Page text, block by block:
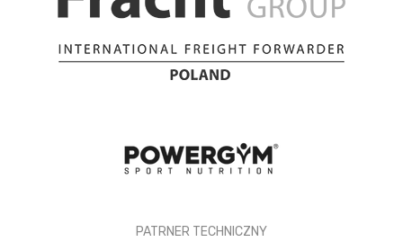
PATRNER TECHNICZNY